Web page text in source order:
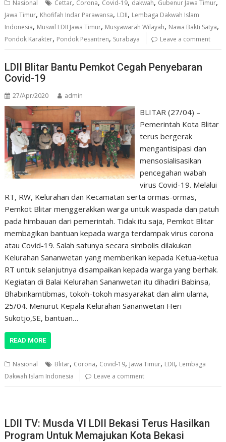
Nasional Cettar, Corona, Covid-19, dakwah, Gubenur Jawa Timur,
Jawa Timur, Khofifah Indar Parawansa, LDII, Lembaga Dakwah Islam
Indonesia, Muswil LDII Jawa Timur, Musyawarah Wilayah, Nawa Bakti Satya,
Pondok Karakter, Pondok Pesantren, Surabaya Leave a comment
LDII Blitar Bantu Pemkot Cegah Penyebaran
Covid-19
27/Apr/2020 admin
BLITAR (27/04) –
Pemerintah Kota Blitar
terus bergerak
mengantisipasi dan
mensosialisasikan
pencegahan wabah
virus Covid-19. Melalui
RT, RW, Kelurahan dan Kecamatan serta ormas-ormas,
Pemkot Blitar menggerakkan warga untuk waspada dan patuh
pada himbauan dari pemerintah. Tidak itu saja, Pemkot Blitar
membagikan bantuan kepada warga terdampak virus corona
atau Covid-19. Salah satunya secara simbolis dilakukan
Kelurahan Sananwetan yang memberikan kepada Ketua-ketua
RT untuk selanjutnya disampaikan kepada warga yang berhak.
Kegiatan di Balai Kelurahan Sananwetan itu dihadiri Babinsa,
Bhabinkamtibmas, tokoh-tokoh masyarakat dan alim ulama,
25/04. Menurut Kepala Kelurahan Sananwetan Heri
Sukotjo,SE, bantuan…
READ MORE
Nasional Blitar, Corona, Covid-19, Jawa Timur, LDII, Lembaga
Dakwah Islam Indonesia
Leave a comment
LDII TV: Musda VI LDII Bekasi Terus Hasilkan
Program Untuk Memajukan Kota Bekasi